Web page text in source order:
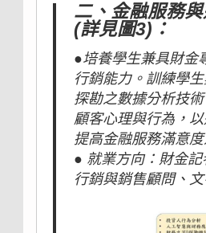
二、金融服務
(詳見圖3)：
●培養學生兼具財金
行銷能力。訓練學
探勘之數據分析技
顧客心理與行為，
提高金融服務滿意度
● 就業方向：財金記
行銷與銷售顧問、